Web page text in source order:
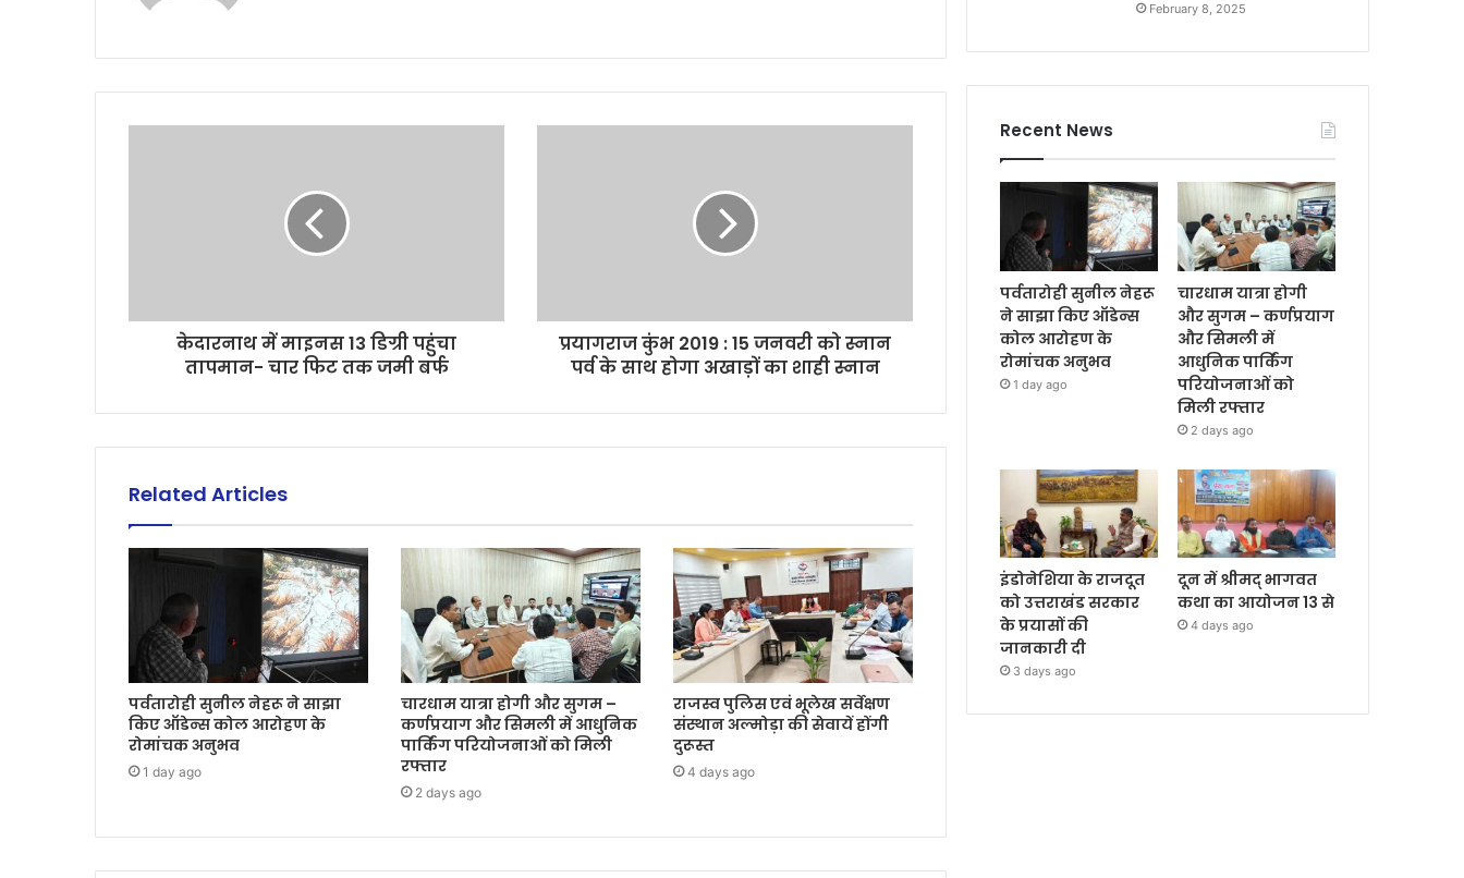
केदारनाथ में माइनस 13 डिग्री पहुंचा
तापमान- चार फिट तक जमी बर्फ
प्रयागराज कुंभ 2019 : 15 जनवरी को स्नान
पर्व के साथ होगा अखाड़ों का शाही स्नान
Related Articles
पर्वतारोही सुनील नेहरू ने साझा
किए ऑडेन्स कोल आरोहण के
रोमांचक अनुभव
1 day ago
चारधाम यात्रा होगी और सुगम –
कर्णप्रयाग और सिमली में आधुनिक
पार्किंग परियोजनाओं को मिली
रफ्तार
2 days ago
राजस्व पुलिस एवं भूलेख सर्वेक्षण
संस्थान अल्मोड़ा की सेवायें होंगी
दुरूस्त
4 days ago
February 8, 2025
Recent News
पर्वतारोही सुनील नेहरू
ने साझा किए ऑडेन्स
कोल आरोहण के
रोमांचक अनुभव
1 day ago
चारधाम यात्रा होगी
और सुगम – कर्णप्रयाग
और सिमली में
आधुनिक पार्किंग
परियोजनाओं को
मिली रफ्तार
2 days ago
इंडोनेशिया के राजदूत
को उत्तराखंड सरकार
के प्रयासों की
जानकारी दी
3 days ago
दून में श्रीमद् भागवत
कथा का आयोजन 13 से
4 days ago